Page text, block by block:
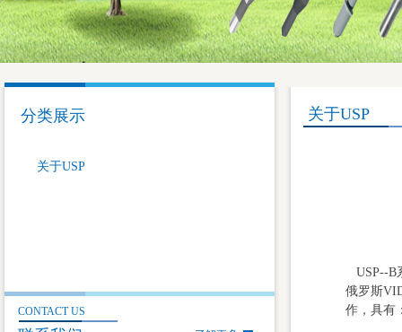
分类展示
关于USP
CONTACT US
关于USP
USP--B
俄罗斯
作，具有